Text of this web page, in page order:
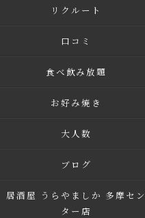
リクルート
口コミ
食べ飲み放題
お好み焼き
大人数
ブログ
居酒屋 うらやましか 多摩セン
ター店